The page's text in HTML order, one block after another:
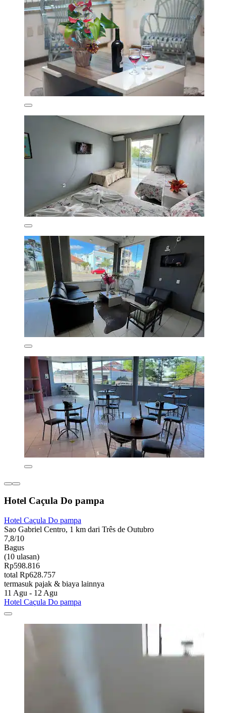
Hotel Caçula Do pampa
Hotel Caçula Do pampa
Sao Gabriel Centro, 1 km dari Três de Outubro
7,8/10
Bagus
(10 ulasan)
Rp598.816
total Rp628.757
termasuk pajak & biaya lainnya
11 Agu - 12 Agu
Hotel Caçula Do pampa